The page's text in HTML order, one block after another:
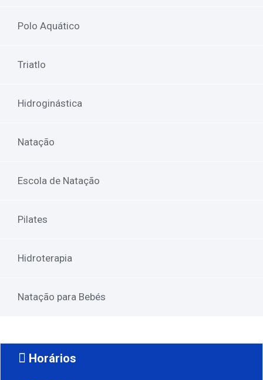
Polo Aquático
Triatlo
Hidroginástica
Natação
Escola de Natação
Pilates
Hidroterapia
Natação para Bebés
Horários